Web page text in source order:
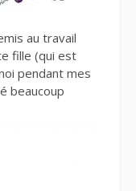
au travail
fille (qui est
pendant mes
beaucoup